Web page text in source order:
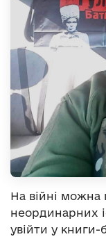
На війні можна
неординарних
увійти у книги-